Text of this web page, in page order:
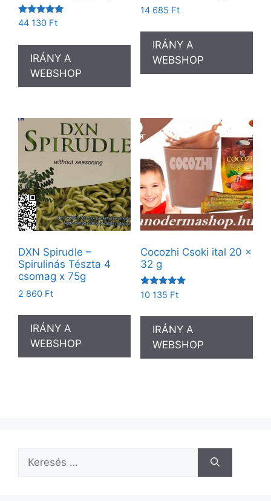
Értékelés:
44 130 Ft
IRÁNY A
WEBSHOP
14 685 Ft
IRÁNY A
WEBSHOP
DXN Spirudle –
Spirulinás Tészta 4
csomag x 75g
2 860 Ft
IRÁNY A
WEBSHOP
Cocozhi Csoki ital 20 x
32 g
Értékelés:
5.00
10 135 Ft
IRÁNY A
WEBSHOP
Keresés: